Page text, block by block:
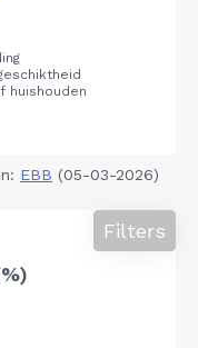
EBB (05-03-2026)
Filters